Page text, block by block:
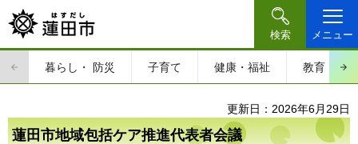
検索 メニュー
暮らし・ 防災 子育て 健康・福祉 教育・文
更新日：2026年6月29日
蓮田市地域包括ケア推進代表者会議